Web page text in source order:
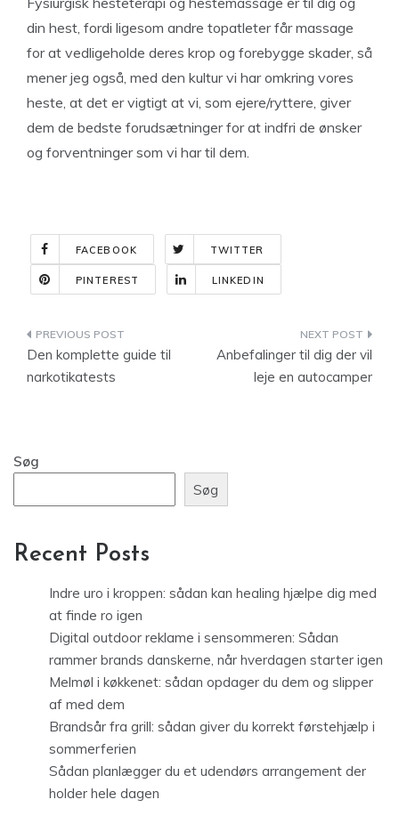
din hest, fordi ligesom andre topatleter får massage
for at vedligeholde deres krop og forebygge skader, så
mener jeg også, med den kultur vi har omkring vores
heste, at det er vigtigt at vi, som ejere/ryttere, giver
dem de bedste forudsætninger for at indfri de ønsker
og forventninger som vi har til dem.
FACEBOOK TWITTER
PINTEREST LINKEDIN
Indlægsnavigation
Den komplette guide til
narkotikatests
Anbefalinger til dig der vil
leje en autocamper
Søg
Søg
Recent Posts
Indre uro i kroppen: sådan kan healing hjælpe dig med
at finde ro igen
Digital outdoor reklame i sensommeren: Sådan
rammer brands danskerne, når hverdagen starter igen
Melmøl i køkkenet: sådan opdager du dem og slipper
af med dem
Brandsår fra grill: sådan giver du korrekt førstehjælp i
sommerferien
Sådan planlægger du et udendørs arrangement der
holder hele dagen